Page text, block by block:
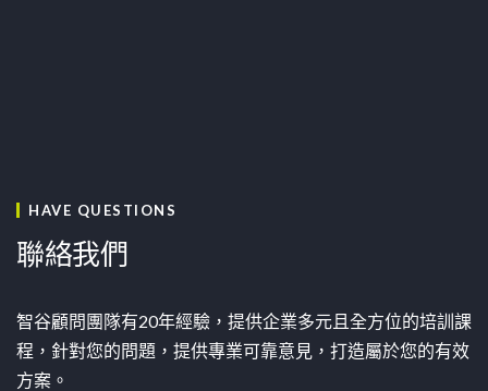
HAVE QUESTIONS
聯絡我們
智谷顧問團隊有20年經驗，提供企業多元且全方位的培訓課
程，針對您的問題，提供專業可靠意見，打造屬於您的有效
方案。